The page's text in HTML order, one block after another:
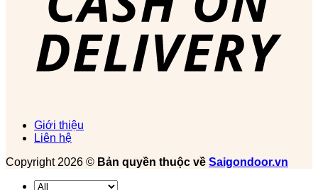
Giới thiệu
Liên hệ
Copyright 2026 © Bản quyền thuộc về Saigondoor.vn